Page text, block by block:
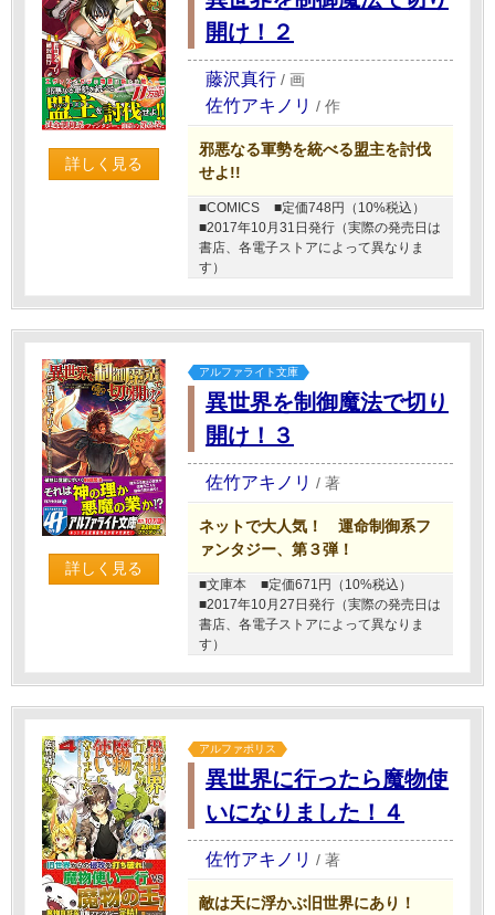
詳しく見る
開け！２
藤沢真行 / 画
佐竹アキノリ / 作
邪悪なる軍勢を統べる盟主を討伐
せよ!!
■COMICS
■定価748円（10%税込）
■2017年10月31日発行（実際の発売日は
書店、各電子ストアによって異なりま
す）
詳しく見る
アルファライト文庫
異世界を制御魔法で切り
開け！３
佐竹アキノリ / 著
ネットで大人気！ 運命制御系フ
ァンタジー、第３弾！
■文庫本
■定価671円（10%税込）
■2017年10月27日発行（実際の発売日は
書店、各電子ストアによって異なりま
す）
アルファポリス
異世界に行ったら魔物使
いになりました！４
佐竹アキノリ / 著
敵は天に浮かぶ旧世界にあり！